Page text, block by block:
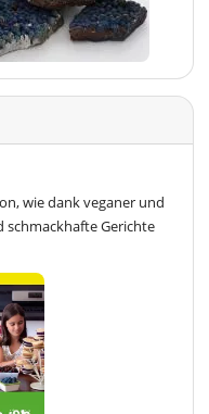
wie dank veganer und
schmackhafte Gerichte